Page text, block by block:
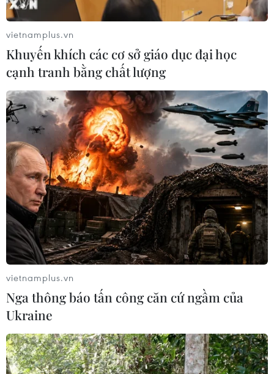
Vụ Gang thép Thái Nguyên: Các bị cáo hối
hận và xin giảm hình phạt
17/04/2021 10:57
Sau phần đối đáp của Viện kiểm sát, khi nói lời sau
cùng tại tòa, các bị cáo đã nhận thức được hành vi
phạm tội, xin hưởng sự khoan hồng và xin được giảm
nhẹ hình phạt.
vietnamplus.vn
Khuyến khích các cơ sở giáo dục đại học
cạnh tranh bằng chất lượng
vietnamplus.vn
Nga thông báo tấn công căn cứ ngầm của
Ukraine